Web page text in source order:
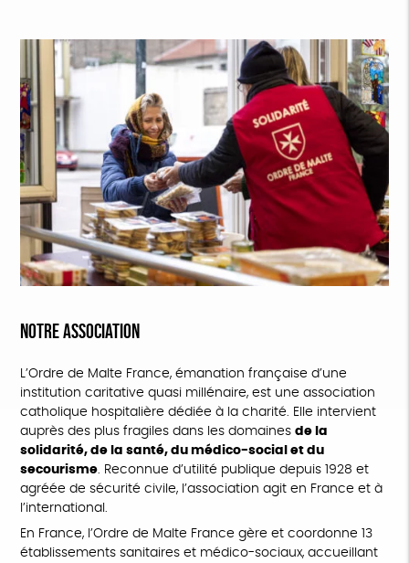
Notre association
L’Ordre de Malte France, émanation française d’une
institution caritative quasi millénaire, est une association
catholique hospitalière dédiée à la charité. Elle intervient
auprès des plus fragiles dans les domaines de la
solidarité, de la santé, du médico-social et du
secourisme. Reconnue d’utilité publique depuis 1928 et
agréée de sécurité civile, l’association agit en France et à
l’international.
En France, l’Ordre de Malte France gère et coordonne 13
établissements sanitaires et médico-sociaux, accueillant